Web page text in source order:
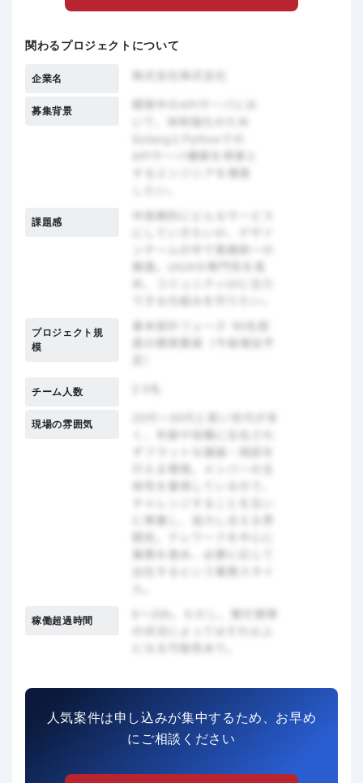
関わるプロジェクトについて
企業名
募集背景
課題感
プロジェクト規
模
チーム人数
現場の雰囲気
稼働超過時間
人気案件は申し込みが集中するため、お早め
にご相談ください